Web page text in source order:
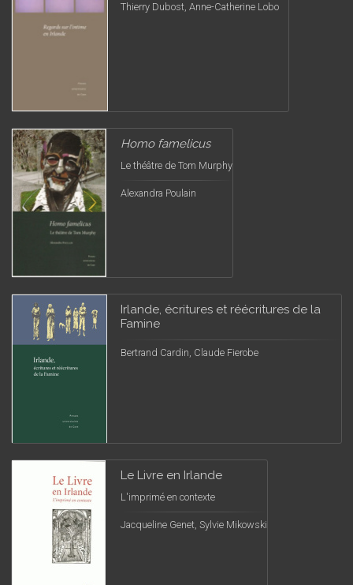
Thierry Dubost, Anne-Catherine Lobo
Homo famelicus
Le théâtre de Tom Murphy
Alexandra Poulain
Irlande, écritures et réécritures de la
Famine
Bertrand Cardin, Claude Fierobe
Le Livre en Irlande
L'imprimé en contexte
Jacqueline Genet, Sylvie Mikowski